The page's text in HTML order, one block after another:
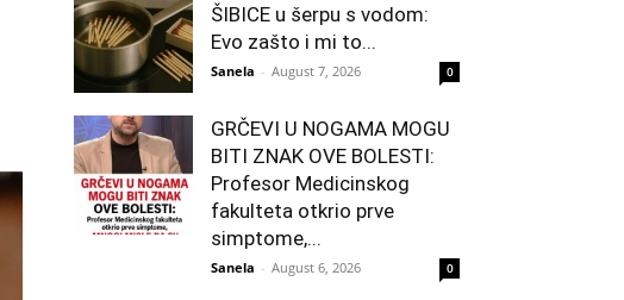
ŠIBICE u šerpu s vodom:
Evo zašto i mi to...
Sanela - August 7, 2026 0
GRČEVI U NOGAMA MOGU
BITI ZNAK OVE BOLESTI:
Profesor Medicinskog
fakulteta otkrio prve
simptome,...
Sanela - August 6, 2026 0